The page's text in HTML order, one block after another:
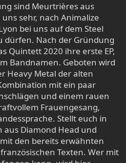
sind Meurtrières aus
sehr, nach Animalize
bei uns auf dem Steel
dürfen. Nach der Gründung
Quintett 2020 ihre erste EP,
Bandnamen. Geboten wird
Heavy Metal der alten
mit ein paar
und einem rauen
Frauengesang,
Stellt euch in
Diamond Head und
den bereits erwähnten
Texten. Wer mit